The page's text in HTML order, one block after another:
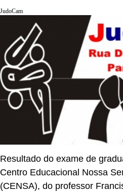
JudoCam
Resultado do exame de
Centro Educacional Nossa
(CENSA), do professor